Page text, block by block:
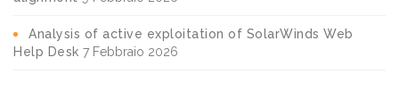
Analysis of active exploitation of SolarWinds Web
Help Desk 7 Febbraio 2026